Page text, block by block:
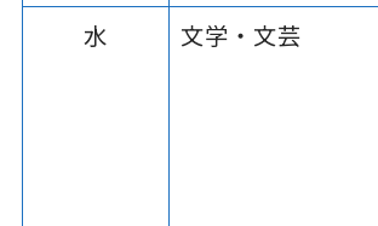
水 文学・文芸